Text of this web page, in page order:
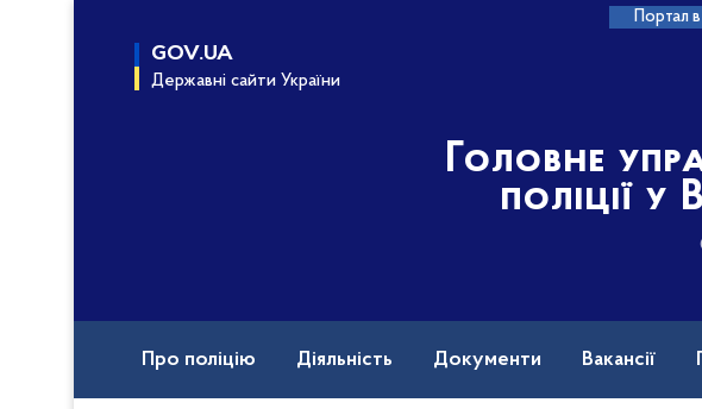
Портал
GOV.UA
Державні сайти України
Головне
поліції у
Про поліцію Діяльність Документи Вакансії